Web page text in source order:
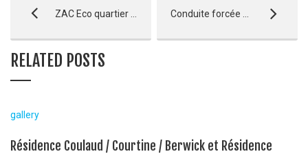
ZAC Eco quartier Le Garoutier – La Ciotat Conduite forcée – Réallon
RELATED POSTS
gallery
Résidence Coulaud / Courtine / Berwick et Résidence